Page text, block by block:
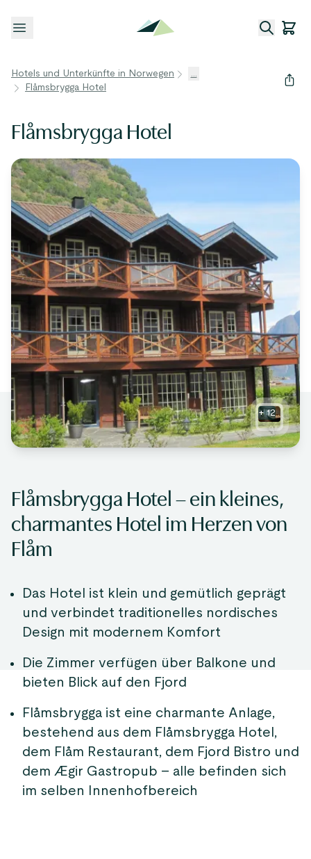
Menü öffnen
Hotels und Unterkünfte in Norwegen
...
Flåmsbrygga Hotel
Flåmsbrygga Hotel
+12
Flåmsbrygga Hotel – ein kleines,
charmantes Hotel im Herzen von
Flåm
Das Hotel ist klein und gemütlich geprägt
und verbindet traditionelles nordisches
Design mit modernem Komfort
Die Zimmer verfügen über Balkone und
bieten Blick auf den Fjord
Flåmsbrygga ist eine charmante Anlage,
bestehend aus dem Flåmsbrygga Hotel,
dem Flåm Restaurant, dem Fjord Bistro und
dem Ægir Gastropub – alle befinden sich
im selben Innenhofbereich